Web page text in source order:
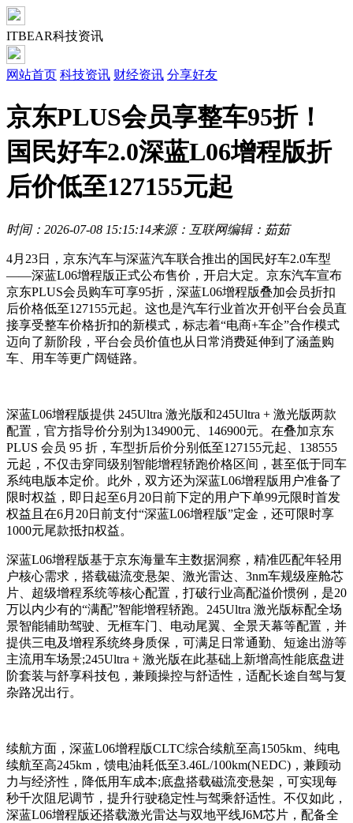
ITBEAR科技资讯
网站首页 科技资讯 财经资讯 分享好友
京东PLUS会员享整车95折！
国民好车2.0深蓝L06增程版折
后价低至127155元起
时间：2026-07-08 15:15:14来源：互联网编辑：茹茹
4月23日，京东汽车与深蓝汽车联合推出的国民好车2.0车型
——深蓝L06增程版正式公布售价，开启大定。京东汽车宣布
京东PLUS会员购车可享95折，深蓝L06增程版叠加会员折扣
后价格低至127155元起。这也是汽车行业首次开创平台会员直
接享受整车价格折扣的新模式，标志着“电商+车企”合作模式
迈向了新阶段，平台会员价值也从日常消费延伸到了涵盖购
车、用车等更广阔链路。
深蓝L06增程版提供 245Ultra 激光版和245Ultra + 激光版两款
配置，官方指导价分别为134900元、146900元。在叠加京东
PLUS 会员 95 折，车型折后价分别低至127155元起、138555
元起，不仅击穿同级别智能增程轿跑价格区间，甚至低于同车
系纯电版本定价。此外，双方还为深蓝L06增程版用户准备了
限时权益，即日起至6月20日前下定的用户下单99元限时首发
权益且在6月20日前支付“深蓝L06增程版”定金，还可限时享
1000元尾款抵扣权益。
深蓝L06增程版基于京东海量车主数据洞察，精准匹配年轻用
户核心需求，搭载磁流变悬架、激光雷达、3nm车规级座舱芯
片、超级增程系统等核心配置，打破行业高配溢价惯例，是20
万以内少有的“满配”智能增程轿跑。245Ultra 激光版标配全场
景智能辅助驾驶、无框车门、电动尾翼、全景天幕等配置，并
提供三电及增程系统终身质保，可满足日常通勤、短途出游等
主流用车场景;245Ultra + 激光版在此基础上新增高性能底盘进
阶套装与舒享科技包，兼顾操控与舒适性，适配长途自驾与复
杂路况出行。
续航方面，深蓝L06增程版CLTC综合续航至高1505km、纯电
续航至高245km，馈电油耗低至3.46L/100km(NEDC)，兼顾动
力与经济性，降低用车成本;底盘搭载磁流变悬架，可实现每
秒千次阻尼调节，提升行驶稳定性与驾乘舒适性。不仅如此，
深蓝L06增程版还搭载激光雷达与双地平线J6M芯片，配备全